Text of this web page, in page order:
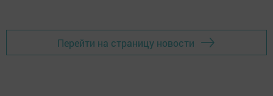
Перейти на страницу новости